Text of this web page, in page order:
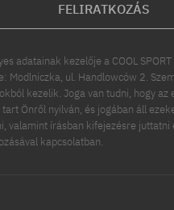
FELIRATKOZÁS
adatainak kezelője a COOL
Modlniczka, ul. Handlowców 2.
kezelik. Joga van tudni, hogy az
Önről nyilván, és jogában áll
valamint írásban kifejezésre juttatni
kapcsolatban.